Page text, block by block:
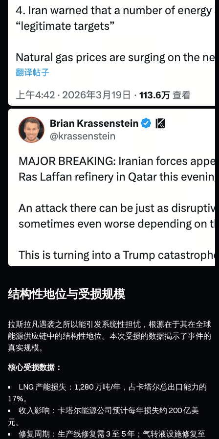
结构性地位与受损规模
拉斯拉凡遇袭之所以能引发系统性担忧，根源在于其在全球
能源供应链中的结构性地位。本次受损的数据揭示了事件的
真实规模。
核心受损数据：
LNG 产能损失：1,280 万吨/年，占卡塔尔总出口能力的
17%。
收入影响：卡塔尔能源公司预计每年损失约 200 亿美
元。
修复周期：生产线修复需 3 至 5 年；气转液设施修复至